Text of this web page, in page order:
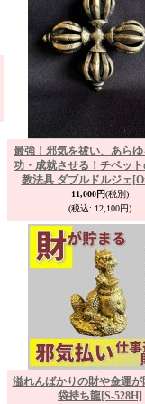
最強！邪気を祓い、あら
功・成就させる！チベッ
教法具 ダブルドルジェ
11,000円(税別)
(税込: 12,100円)
溢れんばかりの財や金運が
袋持ち龍[S-528H]